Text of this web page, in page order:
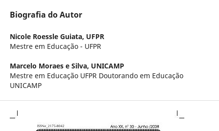
Biografia do Autor
Nicole Roessle Guiata, UFPR
Mestre em Educação - UFPR
Marcelo Moraes e Silva, UNICAMP
Mestre em Educação UFPR Doutorando em Educação
UNICAMP